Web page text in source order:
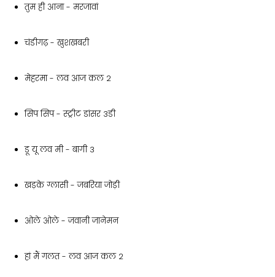
तुम ही आना - मरजावां
चंडीगढ़ - खुशखबरी
मेहरमा - लव आज कल 2
सिप सिप - स्ट्रीट डांसर 3डी
डू यू लव मी - बागी 3
खड़के ग्लासी - जबरिया जोड़ी
ओले ओले - जवानी जानेमन
हां मैं गलत - लव आज कल 2